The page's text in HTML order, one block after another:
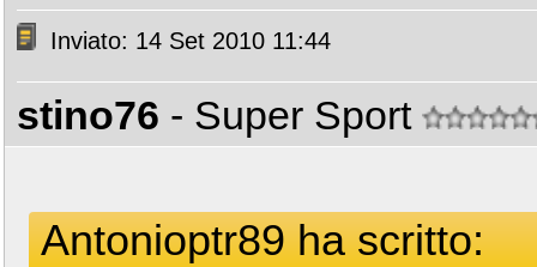
Inviato: 14 Set 2010 11:44
stino76 - Super Sport
Antonioptr89 ha scritto: